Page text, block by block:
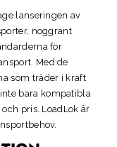
lanseringen av
noggrant
för
Med de
som träder i kraft
bara kompatibla
pris. LoadLok är